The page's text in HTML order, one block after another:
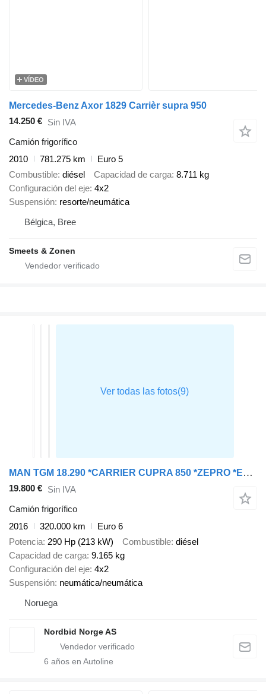
VÍDEO
Mercedes-Benz Axor 1829 Carrièr supra 950
14.250 € Sin IVA
Camión frigorífico
2010
781.275 km
Euro 5
Combustible diésel Capacidad de carga 8.711 kg
Configuración del eje 4x2
Suspensión resorte/neumática
Bélgica, Bree
Smeets & Zonen
MAN TGM 18.290 *CARRIER CUPRA 850 *ZEPRO *EURO 6
19.800 € Sin IVA
Camión frigorífico
2016
320.000 km
Euro 6
Potencia 290 Hp (213 kW) Combustible diésel
Capacidad de carga 9.165 kg
Configuración del eje 4x2
Suspensión neumática/neumática
Noruega
Nordbid Norge AS
6 años en Autoline